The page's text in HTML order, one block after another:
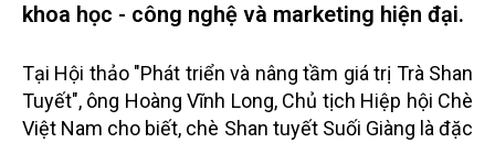
khoa học - công nghệ và marketing hiện đại.
Tại Hội thảo "Phát triển và nâng tầm giá trị Trà Shan
Tuyết", ông Hoàng Vĩnh Long, Chủ tịch Hiệp hội Chè
Việt Nam cho biết, chè Shan tuyết Suối Giàng là đặc